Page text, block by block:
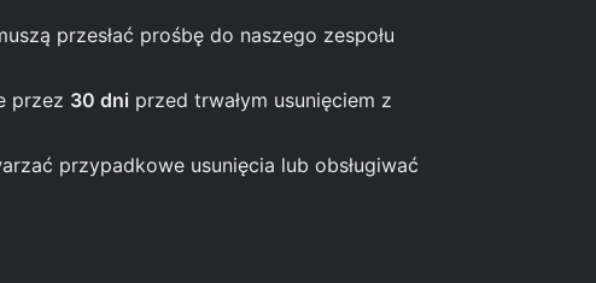
przesłać prośbę do naszego zespołu
przez 30 dni przed trwałym usunięciem z
przypadkowe usunięcia lub obsługiwać